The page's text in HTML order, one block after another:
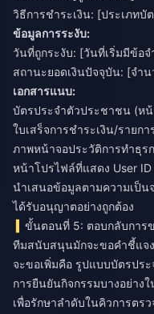
วิธีการชำระเงิน: [ประเภทบั
ข้อมูลการระงับ:
วันที่ถูกระงับ: [วันที่เริ่มมีข้อจ
สถานะยอดเงินปัจจุบัน: [จำน
เอกสารแนบ:
บัตรประจำตัวประชาชน (ห
ใบเสร็จการชำระเงิน/รายก
ภาพหน้าจอประวัติการทำธุร
หน้าโปรไฟล์ที่แสดง User ID
นำเสนอข้อมูลตามความเป็น
ได้รับอนุญาตอย่างถูกต้อง
ขั้นตอนที่ 5: ตอบกลับการ
ทีมสนับสนุนมักจะขอคำชี้แจ
จะขอเพิ่มคือ รูปแบบบัตรปร
การยืนยันกิจกรรมบางอย่า
เพื่อรักษาลำดับในคิวการตร